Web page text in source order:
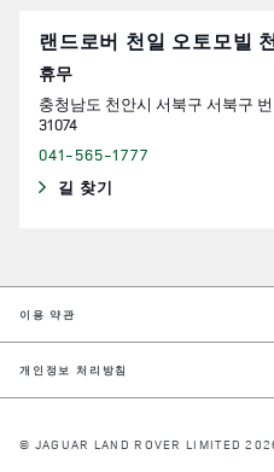
랜드로버 천일 오토모빌
휴무
충청남도 천안시 서북구 서북구
31074
041-565-1777
길 찾기
LINK OPENS IN NEW TAB
이용 약관
개인정보 처리방침
© JAGUAR LAND ROVER LIMITED